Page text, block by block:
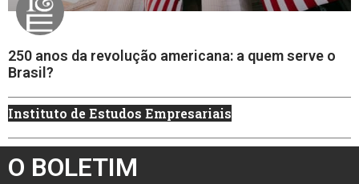
250 anos da revolução americana: a quem serve o
Brasil?
Instituto de Estudos Empresariais
O BOLETIM